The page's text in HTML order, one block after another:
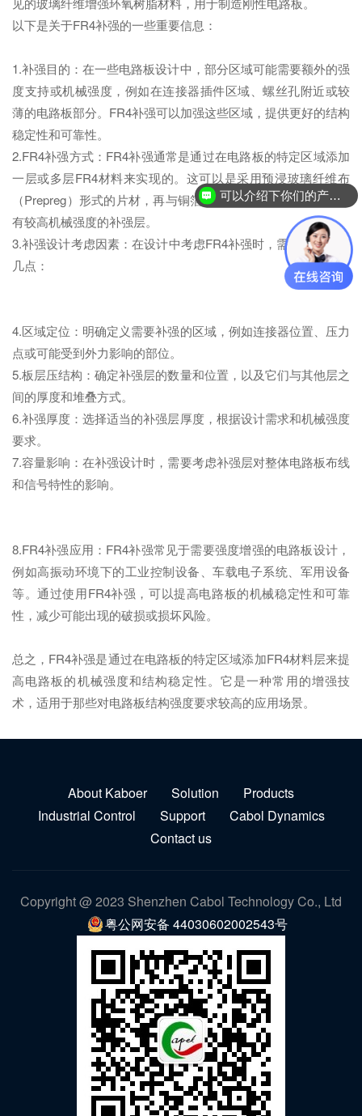
以下是关于FR4补强的一些重要信息：
1.补强目的：在一些电路板设计中，部分区域可能需要额外的强
度支持或机械强度，例如在连接器插件区域、螺丝孔附近或较
薄的电路板部分。FR4补强可以加强这些区域，提供更好的结构
稳定性和可靠性。
2.FR4补强方式：FR4补强通常是通过在电路板的特定区域添加
一层或多层FR4材料来实现的。这可以是采用预浸玻璃纤维布
（Prepreg）形式的片材，再与铜箔一起通过热压或压合形成具
有较高机械强度的补强层。
3.补强设计考虑因素：在设计中考虑FR4补强时，需要注意以下
几点：
4.区域定位：明确定义需要补强的区域，例如连接器位置、压力
点或可能受到外力影响的部位。
5.板层压结构：确定补强层的数量和位置，以及它们与其他层之
间的厚度和堆叠方式。
6.补强厚度：选择适当的补强层厚度，根据设计需求和机械强度
要求。
7.容量影响：在补强设计时，需要考虑补强层对整体电路板布线
和信号特性的影响。
8.FR4补强应用：FR4补强常见于需要强度增强的电路板设计，
例如高振动环境下的工业控制设备、车载电子系统、军用设备
等。通过使用FR4补强，可以提高电路板的机械稳定性和可靠
性，减少可能出现的破损或损坏风险。
总之，FR4补强是通过在电路板的特定区域添加FR4材料层来提
高电路板的机械强度和结构稳定性。它是一种常用的增强技
术，适用于那些对电路板结构强度要求较高的应用场景。
About Kaboer Solution
Products
Industrial Control
Support
Cabol Dynamics
Contact us
Copyright @ 2023 Shenzhen Cabol Technology Co., Ltd
粤公网安备 44030602002543号
可以介绍下你们的产品么？